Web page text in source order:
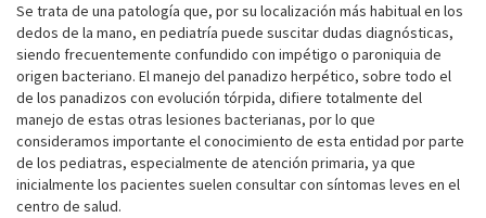
Se trata de una patología que, por su localización más habitual en los
dedos de la mano, en pediatría puede suscitar dudas diagnósticas,
siendo frecuentemente confundido con impétigo o paroniquia de
origen bacteriano. El manejo del panadizo herpético, sobre todo el
de los panadizos con evolución tórpida, difiere totalmente del
manejo de estas otras lesiones bacterianas, por lo que
consideramos importante el conocimiento de esta entidad por parte
de los pediatras, especialmente de atención primaria, ya que
inicialmente los pacientes suelen consultar con síntomas leves en el
centro de salud.